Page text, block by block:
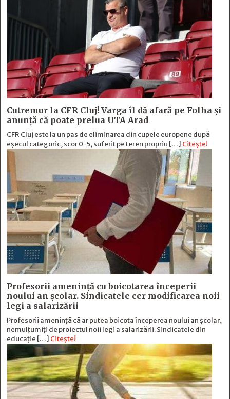
Cutremur la CFR Cluj! Varga îl dă afară pe Folha și
anunță că poate prelua UTA Arad
CFR Cluj este la un pas de eliminarea din cupele europene după
eșecul categoric, scor 0-5, suferit pe teren propriu […] Citește!
Profesorii amenință cu boicotarea începerii
noului an școlar. Sindicatele cer modificarea noii
legi a salarizării
Profesorii amenință că ar putea boicota începerea noului an școlar,
nemulțumiți de proiectul noii legi a salarizării. Sindicatele din
educație […] Citește!